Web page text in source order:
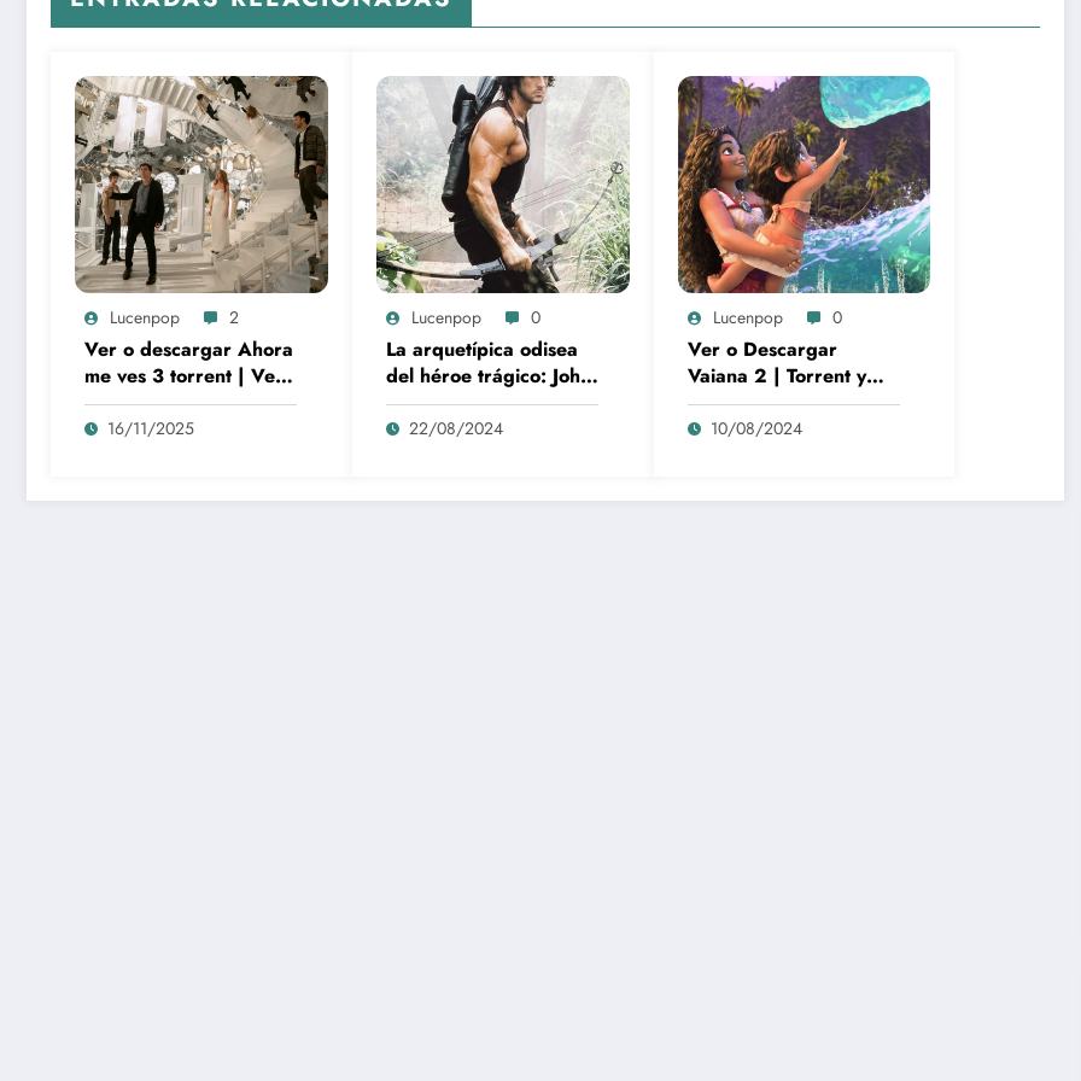
Lucenpop 2
Ver o descargar Ahora
me ves 3 torrent | Ver,
comprar o descargar
by torrent
16/11/2025
Lucenpop 0
La arquetípica odisea
del héroe trágico: John
Rambo como símbolo
de la lucha y la
22/08/2024
Lucenpop 0
Ver o Descargar
Vaiana 2 | Torrent y
cines | La gran película
animación de culto
10/08/2024